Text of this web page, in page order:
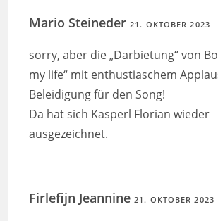
Mario Steineder21. OKTOBER 2023
sorry, aber die „Darbietung“ von
my life“ mit enthustiaschem
Beleidigung für den Song!
Da hat sich Kasperl Florian wieder
ausgezeichnet.
Firlefijn Jeannine21. OKTOBER 2023